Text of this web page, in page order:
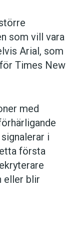
som vill vara
Arial, som
Times New
med
i
första
eller blir